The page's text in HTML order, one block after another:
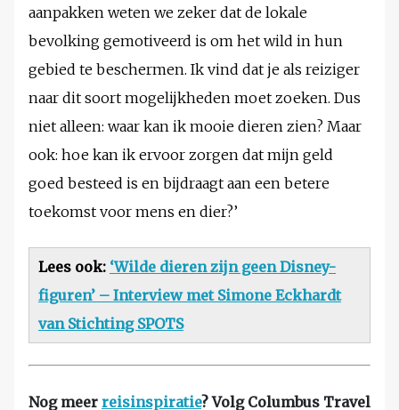
aanpakken weten we zeker dat de lokale
bevolking gemotiveerd is om het wild in hun
gebied te beschermen. Ik vind dat je als reiziger
naar dit soort mogelijkheden moet zoeken. Dus
niet alleen: waar kan ik mooie dieren zien? Maar
ook: hoe kan ik ervoor zorgen dat mijn geld
goed besteed is en bijdraagt aan een betere
toekomst voor mens en dier?’
Lees ook: ‘Wilde dieren zijn geen Disney-
figuren’ – Interview met Simone Eckhardt
van Stichting SPOTS
Nog meer reisinspiratie? Volg Columbus Travel